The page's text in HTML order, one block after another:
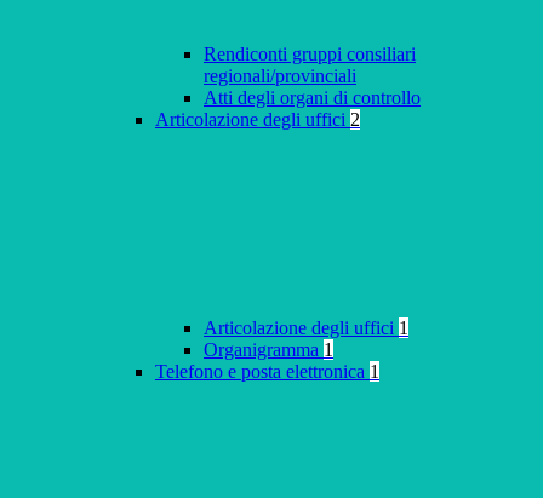
Rendiconti gruppi consiliari
regionali/provinciali
Atti degli organi di controllo
Articolazione degli uffici 2
Articolazione degli uffici 1
Organigramma 1
Telefono e posta elettronica 1